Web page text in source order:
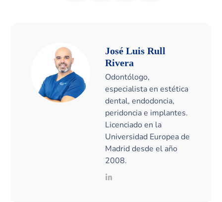
José Luis Rull
Rivera
Odontólogo,
especialista en estética
dental, endodoncia,
peridoncia e implantes.
Licenciado en la
Universidad Europea de
Madrid desde el año
2008.